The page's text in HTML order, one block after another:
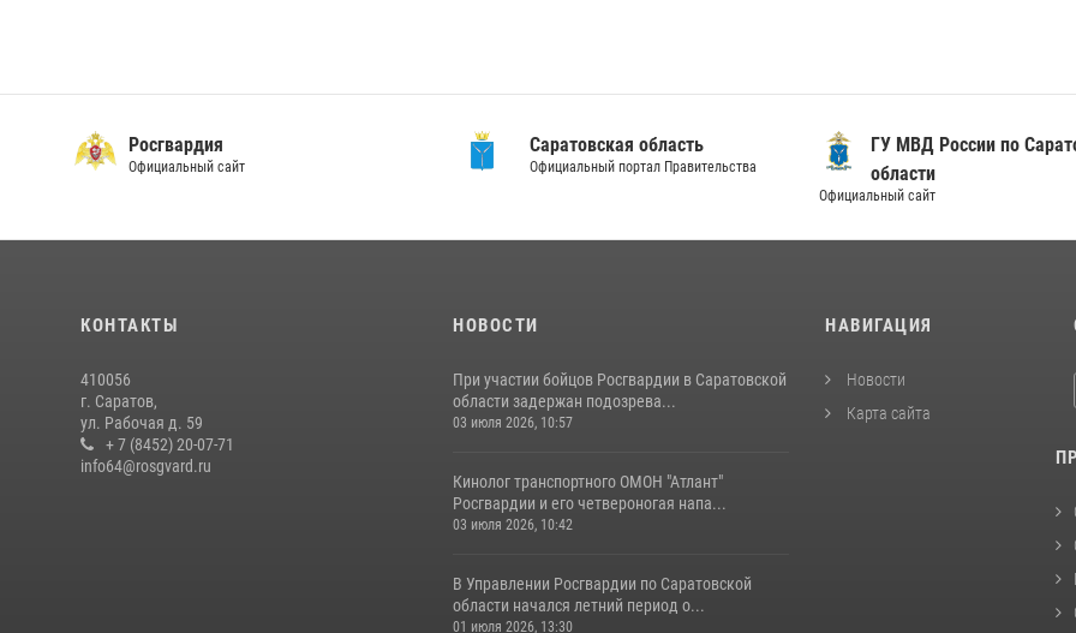
Росгвардия
Официальный сайт
Саратовская область
Официальный портал Правительства
ГУ МВД России по
области
Официальный сайт
КОНТАКТЫ
410056
г. Саратов,
ул. Рабочая д. 59
+ 7 (8452) 20-07-71
info64@rosgvard.ru
НОВОСТИ
При участии бойцов Росгвардии в Саратовской
области задержан подозрева...
03 июля 2026, 10:57
Кинолог транспортного ОМОН "Атлант"
Росгвардии и его четвероногая напа...
03 июля 2026, 10:42
В Управлении Росгвардии по Саратовской
области начался летний период о...
01 июля 2026, 13:30
НАВИГАЦИЯ
Новости
Карта сайта